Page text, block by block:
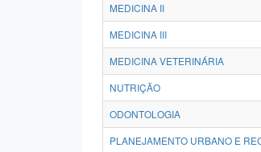
MEDICINA II
MEDICINA III
MEDICINA VETERINÁRIA
NUTRIÇÃO
ODONTOLOGIA
PLANEJAMENTO URBANO E